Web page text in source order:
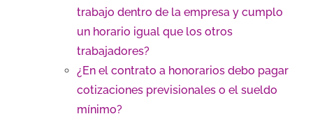
trabajo dentro de la empresa y cumplo
un horario igual que los otros
trabajadores?
¿En el contrato a honorarios debo pagar
cotizaciones previsionales o el sueldo
mínimo?